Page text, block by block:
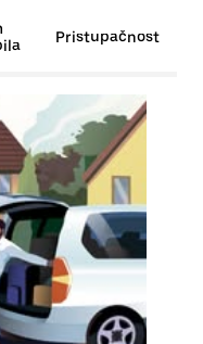
Pristupačnost